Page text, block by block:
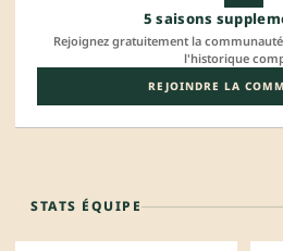
5 saisons
Rejoignez gratuitement la
l'historique
REJOINDRE LA
STATS ÉQUIPE